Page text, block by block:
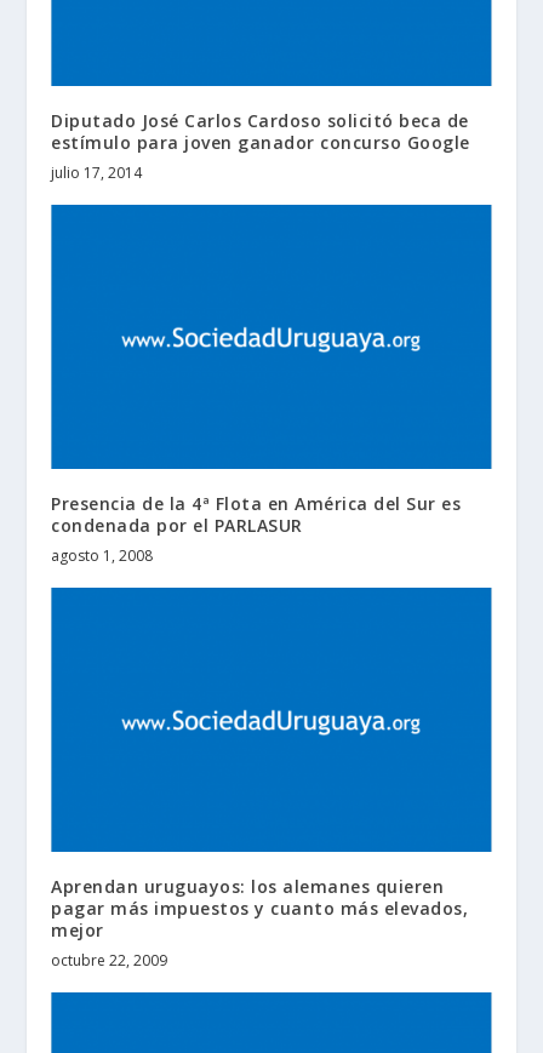
Diputado José Carlos Cardoso solicitó beca de
estímulo para joven ganador concurso Google
julio 17, 2014
Presencia de la 4ª Flota en América del Sur es
condenada por el PARLASUR
agosto 1, 2008
Aprendan uruguayos: los alemanes quieren
pagar más impuestos y cuanto más elevados,
mejor
octubre 22, 2009